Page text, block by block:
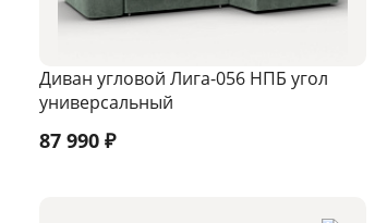
Диван угловой Лига-056 НПБ угол
универсальный
87 990 ₽